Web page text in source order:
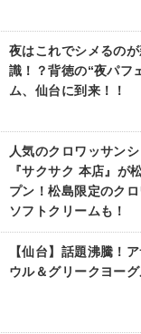
夜はこれでシメるの
識！？背徳の“夜パフ
ム、仙台に到来！！
人気のクロワッサン
『サクサク 本店』が
プン！松島限定のク
ソフトクリームも！
【仙台】話題沸騰！
ウル＆グリークヨー